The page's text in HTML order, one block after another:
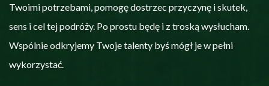
Twoimi potrzebami, pomogę dostrzec przyczynę i skutek,
sens i cel tej podróży. Po prostu będę i z troską wysłucham.
Wspólnie odkryjemy Twoje talenty byś mógł je w pełni
wykorzystać.